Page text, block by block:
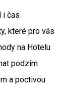
i čas
které pro vás
na Hotelu
podzim
a poctivou